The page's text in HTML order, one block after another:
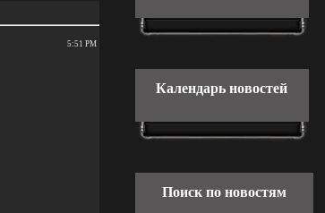
5:51 PM
Календарь новостей
Поиск по новостям